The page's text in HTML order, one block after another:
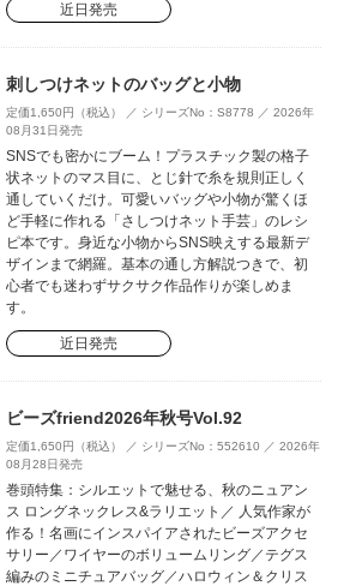
近日発売
刺しつけネットのバッグと小物
定価1,650円（税込） ／ シリーズNo：S8778 ／ 2026年
08月31日発売
SNSでも密かにブーム！プラスチック製の格子
状ネットのマス目に、とじ針で糸を規則正しく
通していくだけ。可愛いバッグや小物が驚くほ
ど手軽に作れる「さしつけネット手芸」のレシ
ピ本です。身近な小物からSNS映えする最新デ
ザインまで網羅。基本の通し方解説つきで、初
心者でも迷わずサクサク作品作りが楽しめま
す。
近日発売
ビーズfriend2026年秋号Vol.92
定価1,650円（税込） ／ シリーズNo：552610 ／ 2026年
08月28日発売
巻頭特集：シルエットで魅せる、秋のニュアン
ス ロングネックレス&ラリエット／ 人気作家が
作る！名画にインスパイアされたビーズアクセ
サリー／ワイヤーのボリュームリング／テグス
編みのミニチュアバッグ／ハロウィン＆クリス